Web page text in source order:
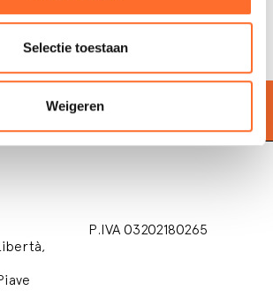
Selectie toestaan
Weigeren
de dichtstbijzijnde
P.IVA 03202180265